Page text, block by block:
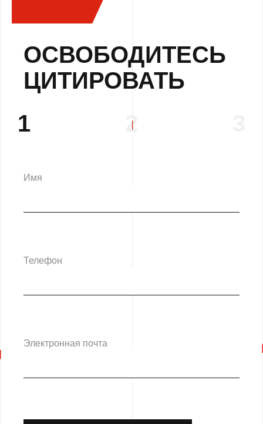
ОСВОБОДИТЕСЬ
ЦИТИРОВАТЬ
1
2 3
Имя
Телефон
Электронная почта